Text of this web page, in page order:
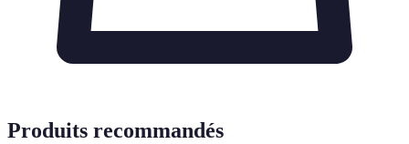
Produits recommandés